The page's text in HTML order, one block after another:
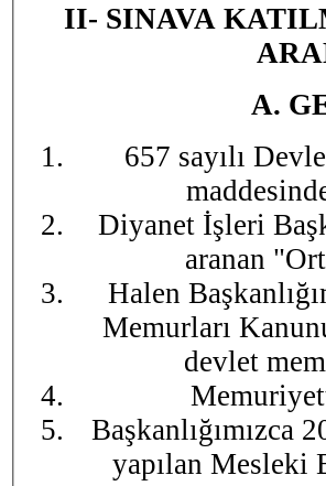
II- SINAVA
A.
657 sayılı
Diyanet İşleri
aranan
Halen
Memurları
devlet
Başkanlığımızca
yapılan Mesleki